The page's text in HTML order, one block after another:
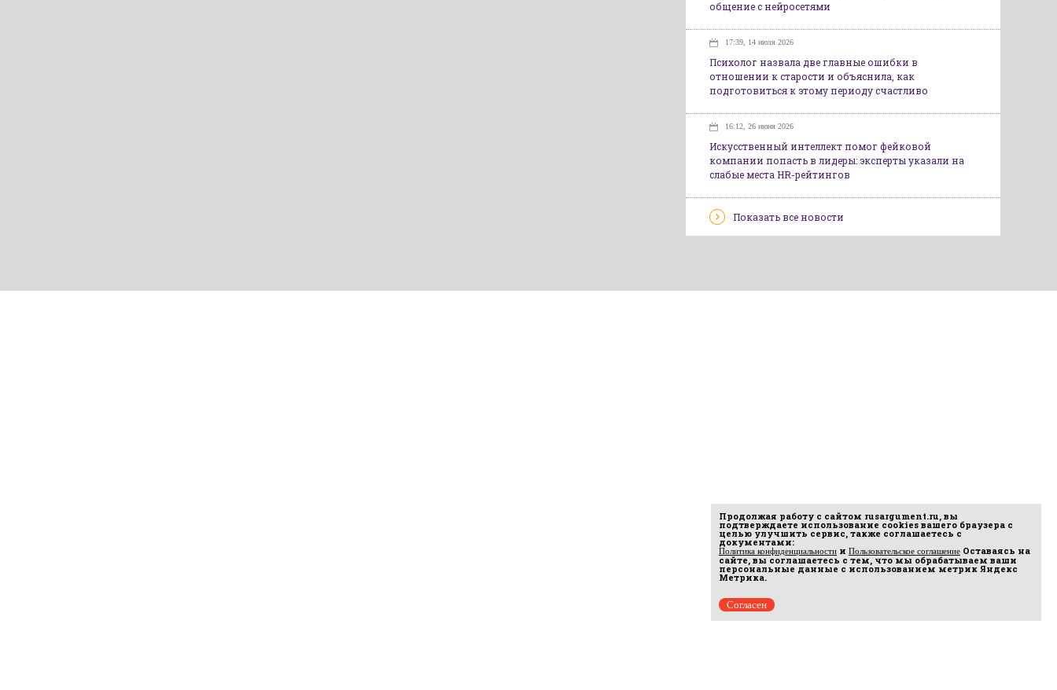
общение с нейросетями
17:39, 14 июля 2026
Психолог назвала две главные ошибки в
отношении к старости и объяснила, как
подготовиться к этому периоду счастливо
16:12, 26 июня 2026
Искусственный интеллект помог фейковой
компании попасть в лидеры: эксперты указали на
слабые места HR-рейтингов
Показать все новости
Продолжая работу с сайтом rusargument.ru, вы
подтверждаете использование cookies вашего браузера с
целью улучшить сервис, также соглашаетесь с
документами:
Политика конфиденциальности и Пользовательское соглашение Оставаясь на
сайте, вы соглашаетесь с тем, что мы обрабатываем ваши
персональные данные с использованием метрик Яндекс
Метрика.
Согласен